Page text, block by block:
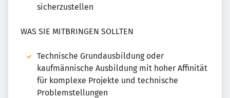
sicherzustellen
WAS SIE MITBRINGEN SOLLTEN
Technische Grundausbildung oder
kaufmännische Ausbildung mit hoher Affinität
für komplexe Projekte und technische
Problemstellungen